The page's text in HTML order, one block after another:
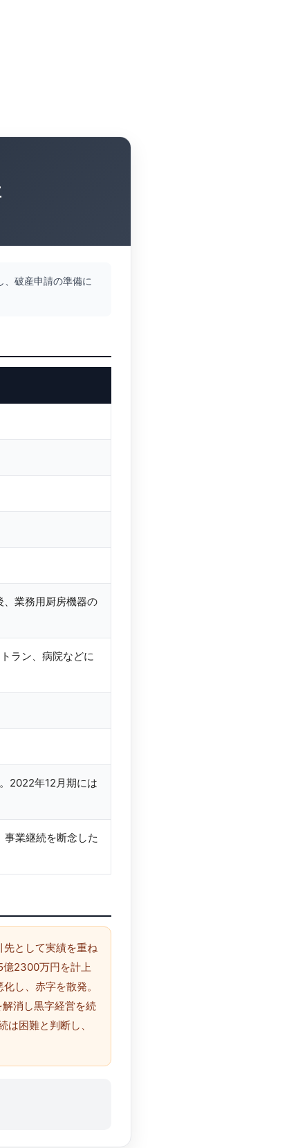
、破産申請の準備に
業務用厨房機器の
ラン、病院などに
2022年12月期には
業継続を断念した
として実績を重ね
億2300万円を計上
し、赤字を散発。
消し黒字経営を続
困難と判断し、